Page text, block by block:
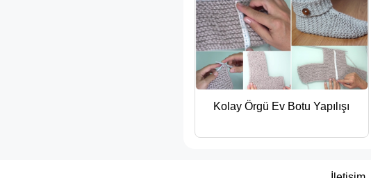
Kolay Örgü Ev Botu Yapılışı